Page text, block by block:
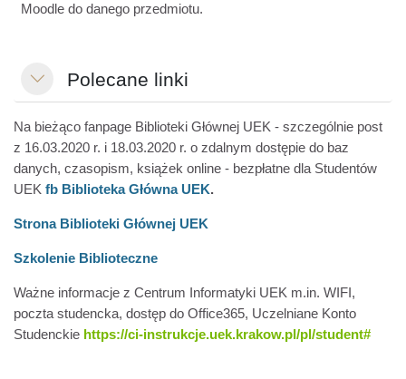
Moodle do danego przedmiotu.
EinklappenPolecane linki
Na bieżąco fanpage Biblioteki Głównej UEK - szczególnie post
z 16.03.2020 r. i 18.03.2020 r. o zdalnym dostępie do baz
danych, czasopism, książek online - bezpłatne dla Studentów
UEK fb Biblioteka Główna UEK.
Strona Biblioteki Głównej UEK
Szkolenie Biblioteczne
Ważne informacje z Centrum Informatyki UEK m.in. WIFI,
poczta studencka, dostęp do Office365, Uczelniane Konto
Studenckie https://ci-instrukcje.uek.krakow.pl/pl/student#